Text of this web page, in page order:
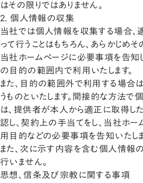
はその限りではありません。
2. 個人情報の収集
当社では個人情報を収集する場合、
って行うことはもちろん、あらかじめ
当社ホームページに必要事項を告知
の目的の範囲内で利用いたします。
また、目的の範囲外で利用する場合
うものといたします。間接的な方法
は、提供者が本人から適正に取得し
認し、契約上の手当てをし、当社ホ
用目的などの必要事項を告知いたしま
また、次に示す内容を含む個人情報
行いません。
思想、信条及び宗教に関する事項